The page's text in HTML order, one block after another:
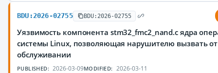
BDU:2026-02755 BDU:2026-02755
Уязвимость компонента stm32_fmc2_nand.c ядра
системы Linux, позволяющая нарушителю вызвать
обслуживании
PUBLISHED: 2026-03-09MODIFIED: 2026-03-11